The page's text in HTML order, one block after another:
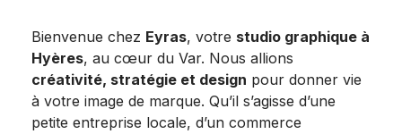
Bienvenue chez Eyras, votre studio graphique à
Hyères, au cœur du Var. Nous allions
créativité, stratégie et design pour donner vie
à votre image de marque. Qu’il s’agisse d’une
petite entreprise locale, d’un commerce